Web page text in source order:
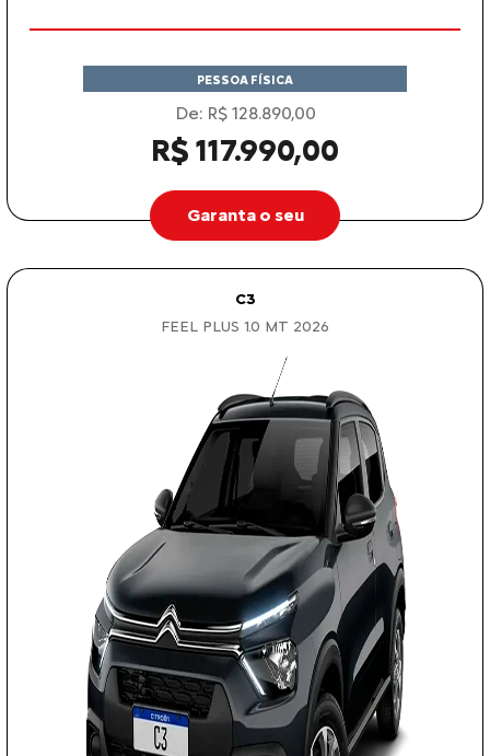
PESSOA FÍSICA
De: R$ 128.890,00
R$ 117.990,00
Garanta o seu
C3
FEEL PLUS 1.0 MT 2026